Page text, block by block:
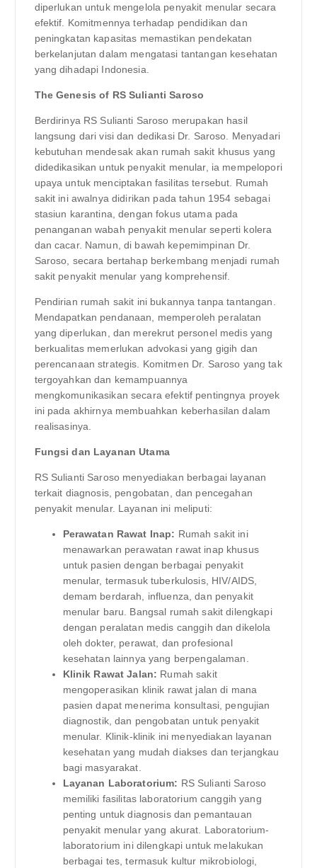
diperlukan untuk mengelola penyakit menular secara
efektif. Komitmennya terhadap pendidikan dan
peningkatan kapasitas memastikan pendekatan
berkelanjutan dalam mengatasi tantangan kesehatan
yang dihadapi Indonesia.
The Genesis of RS Sulianti Saroso
Berdirinya RS Sulianti Saroso merupakan hasil
langsung dari visi dan dedikasi Dr. Saroso. Menyadari
kebutuhan mendesak akan rumah sakit khusus yang
didedikasikan untuk penyakit menular, ia mempelopori
upaya untuk menciptakan fasilitas tersebut. Rumah
sakit ini awalnya didirikan pada tahun 1954 sebagai
stasiun karantina, dengan fokus utama pada
penanganan wabah penyakit menular seperti kolera
dan cacar. Namun, di bawah kepemimpinan Dr.
Saroso, secara bertahap berkembang menjadi rumah
sakit penyakit menular yang komprehensif.
Pendirian rumah sakit ini bukannya tanpa tantangan.
Mendapatkan pendanaan, memperoleh peralatan
yang diperlukan, dan merekrut personel medis yang
berkualitas memerlukan advokasi yang gigih dan
perencanaan strategis. Komitmen Dr. Saroso yang tak
tergoyahkan dan kemampuannya
mengkomunikasikan secara efektif pentingnya proyek
ini pada akhirnya membuahkan keberhasilan dalam
realisasinya.
Fungsi dan Layanan Utama
RS Sulianti Saroso menyediakan berbagai layanan
terkait diagnosis, pengobatan, dan pencegahan
penyakit menular. Layanan ini meliputi:
Perawatan Rawat Inap: Rumah sakit ini
menawarkan perawatan rawat inap khusus
untuk pasien dengan berbagai penyakit
menular, termasuk tuberkulosis, HIV/AIDS,
demam berdarah, influenza, dan penyakit
menular baru. Bangsal rumah sakit dilengkapi
dengan peralatan medis canggih dan dikelola
oleh dokter, perawat, dan profesional
kesehatan lainnya yang berpengalaman.
Klinik Rawat Jalan: Rumah sakit
mengoperasikan klinik rawat jalan di mana
pasien dapat menerima konsultasi, pengujian
diagnostik, dan pengobatan untuk penyakit
menular. Klinik-klinik ini menyediakan layanan
kesehatan yang mudah diakses dan terjangkau
bagi masyarakat.
Layanan Laboratorium: RS Sulianti Saroso
memiliki fasilitas laboratorium canggih yang
penting untuk diagnosis dan pemantauan
penyakit menular yang akurat. Laboratorium-
laboratorium ini dilengkapi untuk melakukan
berbagai tes, termasuk kultur mikrobiologi,